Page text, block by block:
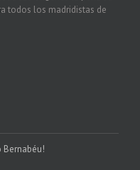
todos los madridistas de
Bernabéu!